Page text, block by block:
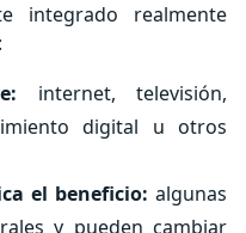
integrado realmente
internet, televisión,
digital u otros
el beneficio: algunas
y pueden cambiar